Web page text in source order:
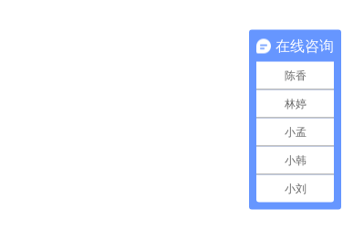
在线咨询
陈香
林婷
小孟
小韩
小刘